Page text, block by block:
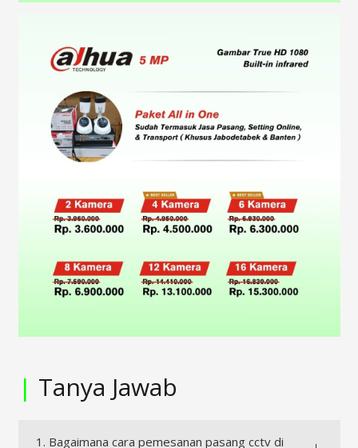
| Tanya Jawab
1. Bagaimana cara pemesanan pasang cctv di